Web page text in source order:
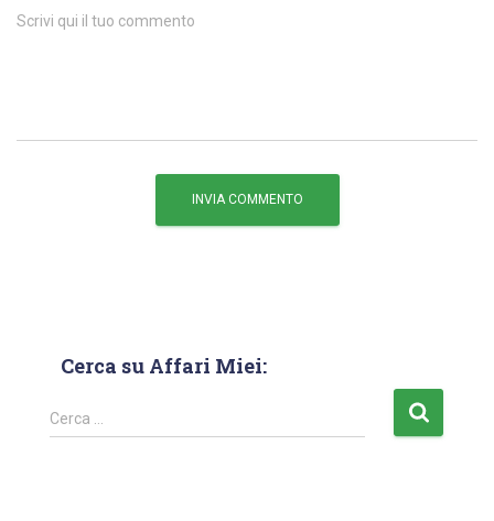
Scrivi qui il tuo commento
Cerca su Affari Miei:
Cerca …